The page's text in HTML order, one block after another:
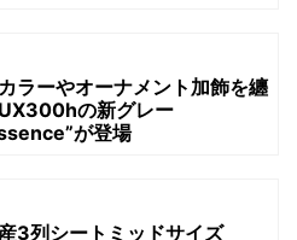
ラーやオーナメント加飾を纏
の新グレー
が登場
3列シートミッドサイズ